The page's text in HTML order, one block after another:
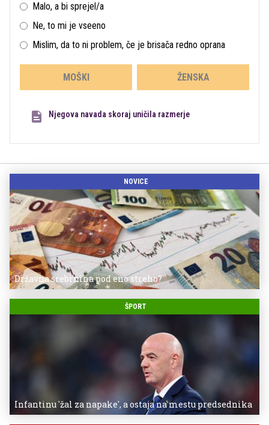
Malo, a bi sprejel/a
Ne, to mi je vseeno
Mislim, da to ni problem, če je brisača redno oprana
MOŠKI ŽENSKA
Njegova navada skoraj uničila razmerje
NOVICE
Državna srebrnina pod eno streho?
ŠPORT
Infantinu 'žal za napake', a ostaja na mestu predsednika